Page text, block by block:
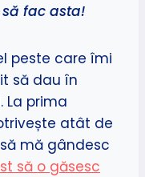
fac asta!
peste care îmi
să dau în
La prima
atât de
mă gândesc
să o găsesc